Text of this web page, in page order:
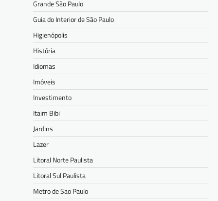
Grande São Paulo
Guia do Interior de São Paulo
Higienópolis
História
Idiomas
Imóveis
Investimento
Itaim Bibi
Jardins
Lazer
Litoral Norte Paulista
Litoral Sul Paulista
Metro de Sao Paulo